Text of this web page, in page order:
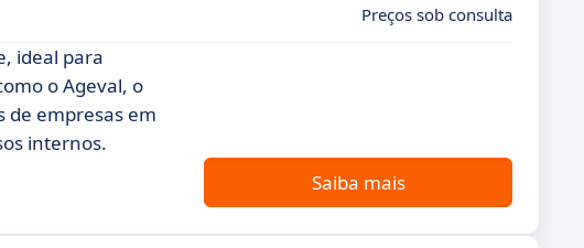
Preços sob consulta
ideal para
o Ageval, o
de empresas em
internos.
Saiba mais